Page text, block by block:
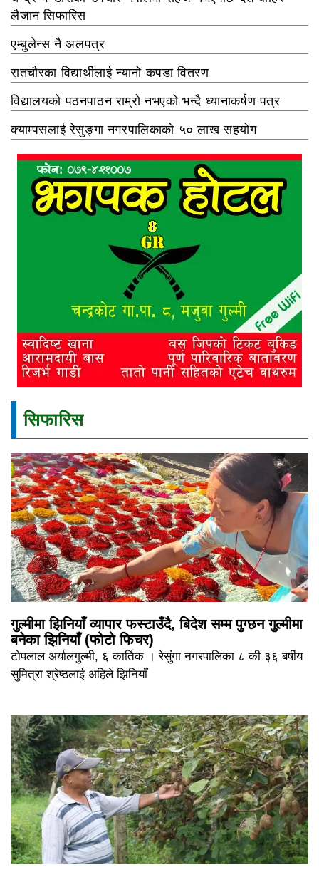
लैजान सिफारिस
एम्बुलेन्स नै अलपत्र
रातचौरका विद्यार्थीलाई न्यानो कपडा वितरण
विद्यालयको पठनपाठन राम्रो नभएको भन्दै ध्यानाकर्षण पत्र
क्याम्पसलाई रेसुङ्गा नगरपालिकाको ५० लाख सहयोग
सिफारिस
गुल्मीमा झिनियाँ व्यापार फस्टाउँदै, बिदेश सम्म पुग्छन गुल्मीमा
बनेका झिनियाँ (फोटो फिचर)
टोपलाल अर्यालगुल्मी, ६ कार्तिक । रेसुंगा नगरपालिका ८ की ३६ बर्षीय
सुमित्रा श्रेष्ठलाई अहिले झिनियाँ